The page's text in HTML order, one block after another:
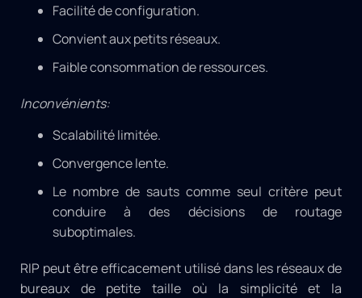
Facilité de configuration.
Convient aux petits réseaux.
Faible consommation de ressources.
Inconvénients:
Scalabilité limitée.
Convergence lente.
Le nombre de sauts comme seul critère peut
conduire à des décisions de routage
suboptimales.
RIP peut être efficacement utilisé dans les réseaux de
bureaux de petite taille où la simplicité et la